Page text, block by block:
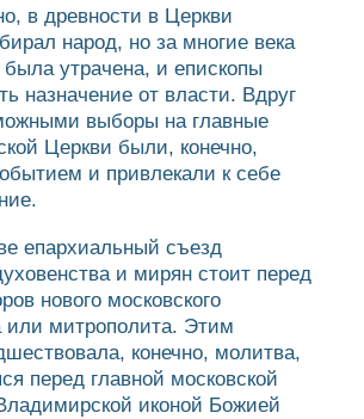
в древности в Церкви
народ, но за многие века
утрачена, и епископы
назначение от власти. Вдруг
выборы на главные
Церкви были, конечно,
и привлекали к себе
епархиальный съезд
и мирян стоит перед
нового московского
или митрополита. Этим
конечно, молитва,
перед главной московской
иконой Божией